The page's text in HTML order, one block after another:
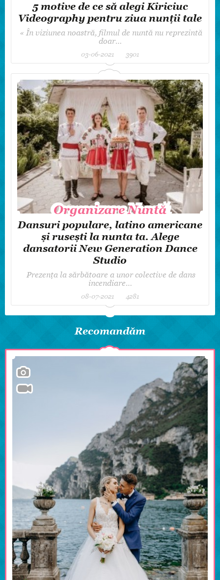
5 motive de ce să alegi Kiriciuc
Videography pentru ziua nunții tale
« În viziunea noastră, filmul de nuntă nu reprezintă
doar…
03-06-2021 3901
Organizare Nuntă
Organizare Nuntă
Dansuri populare, latino americane
și rusești la nunta ta. Alege
dansatorii New Generation Dance
Studio
Prezența la sărbătoare a unor colective de dans
incendiare…
08-07-2021 4281
Recomandăm